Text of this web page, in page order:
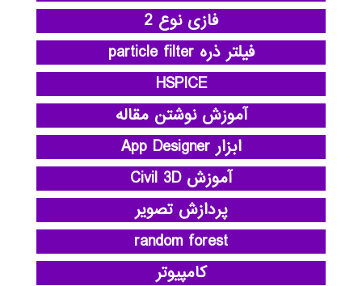
فازی نوع 2
فیلتر ذره particle filter
HSPICE
آموزش نوشتن مقاله
ابزار App Designer
آموزش Civil 3D
پردازش تصویر
random forest
کامپیوتر